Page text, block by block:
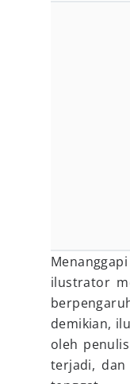
ilustrator
demikian,
oleh
terjadi, dan